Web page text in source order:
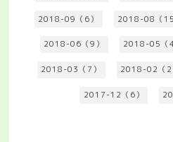
2018-09（6） 2018-08（15
2018-06（9） 2018-05（4
2018-03（7） 2018-02（2
2017-12（6）